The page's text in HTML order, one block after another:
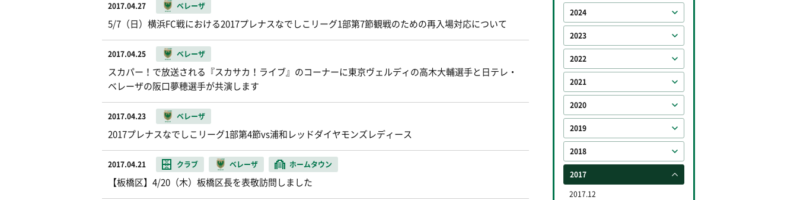
2017.04.27 ベレーザ
5/7（日）横浜FC戦における2017プレナスなでしこリーグ1部第7節観戦のための再入場対応について
2017.04.25 ベレーザ
スカパー！で放送される『スカサカ！ライブ』のコーナーに東京ヴェルディの高木大輔選手と日テレ・
ベレーザの阪口夢穂選手が共演します
2017.04.23 ベレーザ
2017プレナスなでしこリーグ1部第4節vs浦和レッドダイヤモンズレディース
2017.04.21 クラブ ベレーザ ホームタウン
【板橋区】4/20（木）板橋区長を表敬訪問しました
2024
2023
2022
2021
2020
2019
2018
2017
2017.12